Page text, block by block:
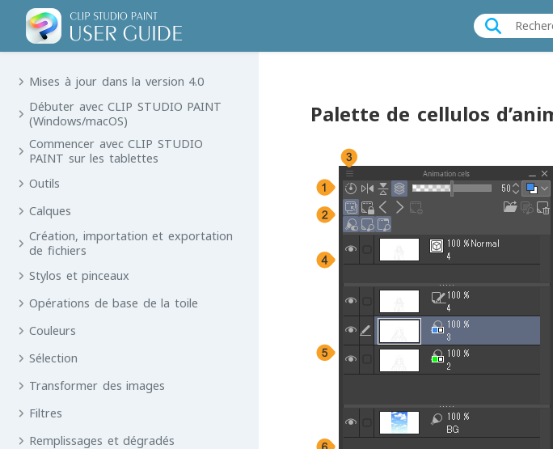
Mises à jour dans la version 4.0
Débuter avec CLIP STUDIO PAINT
(Windows/macOS)
Commencer avec CLIP STUDIO
PAINT sur les tablettes
Outils
Calques
Création, importation et exportation
de fichiers
Stylos et pinceaux
Opérations de base de la toile
Couleurs
Sélection
Transformer des images
Filtres
Remplissages et dégradés
Palette de cellulos